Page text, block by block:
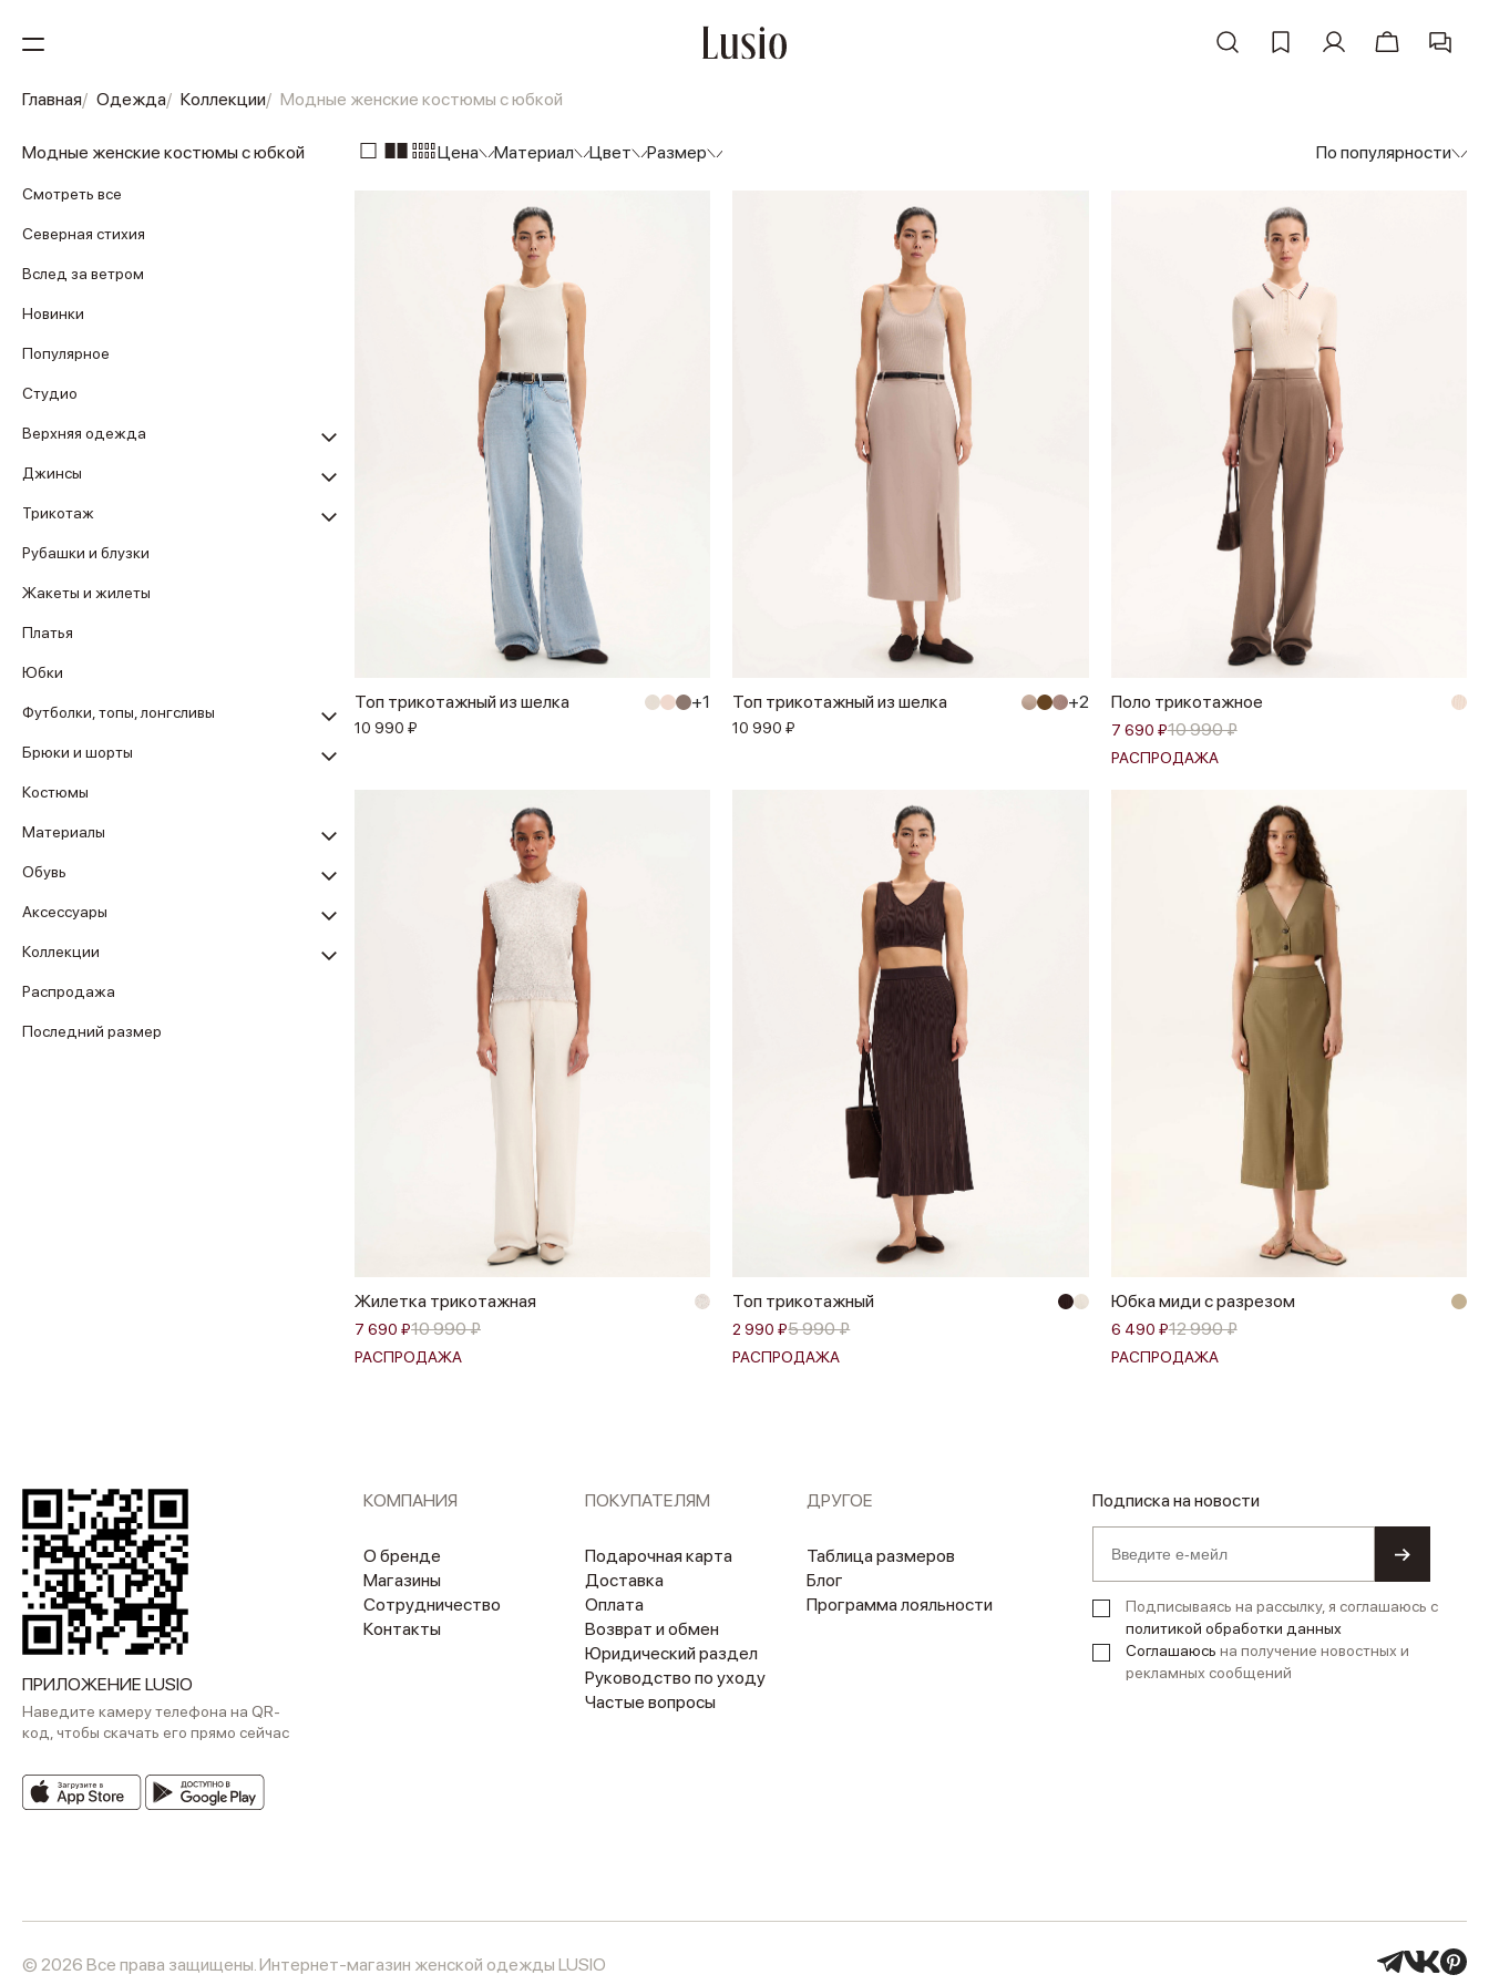
Главная Одежда Коллекции Модные женские костюмы с юбкой
Модные женские костюмы с юбкой
Смотреть все
Северная стихия
Вслед за ветром
Новинки
Популярное
Студио
Верхняя одежда
Джинсы
Трикотаж
Рубашки и блузки
Жакеты и жилеты
Платья
Юбки
Футболки, топы, лонгсливы
Брюки и шорты
Костюмы
Материалы
Обувь
Аксессуары
Коллекции
Распродажа
Последний размер
Цена Материал Цвет Размер По популярности
Топ трикотажный из шелка +1
10 990 ₽
Топ трикотажный из шелка +2
10 990 ₽
Поло трикотажное
7 690 ₽10 990 ₽
РАСПРОДАЖА
Жилетка трикотажная
7 690 ₽10 990 ₽
РАСПРОДАЖА
Топ трикотажный
2 990 ₽5 990 ₽
РАСПРОДАЖА
Юбка миди с разрезом
6 490 ₽12 990 ₽
РАСПРОДАЖА
ПРИЛОЖЕНИЕ LUSIO
Наведите камеру телефона на QR-
код, чтобы скачать его прямо сейчас
КОМПАНИЯ
О бренде
Магазины
Сотрудничество
Контакты
ПОКУПАТЕЛЯМ
Подарочная карта
Доставка
Оплата
Возврат и обмен
Юридический раздел
Руководство по уходу
Частые вопросы
ДРУГОЕ
Таблица размеров
Блог
Программа лояльности
Подписка на новости
Подписываясь на рассылку, я соглашаюсь с
политикой обработки данных
Соглашаюсь на получение новостных и
рекламных сообщений
© 2026 Все права защищены. Интернет-магазин женской одежды LUSIO